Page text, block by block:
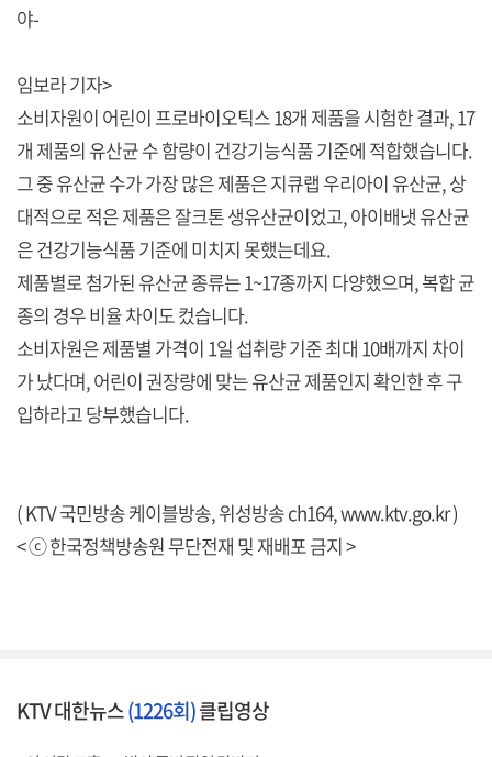
야-
임보라 기자>
소비자원이 어린이 프로바이오틱스 18개 제품을 시험한 결과, 17
개 제품의 유산균 수 함량이 건강기능식품 기준에 적합했습니다.
그 중 유산균 수가 가장 많은 제품은 지큐랩 우리아이 유산균, 상
대적으로 적은 제품은 잘크톤 생유산균이었고, 아이배냇 유산균
은 건강기능식품 기준에 미치지 못했는데요.
제품별로 첨가된 유산균 종류는 1~17종까지 다양했으며, 복합 균
종의 경우 비율 차이도 컸습니다.
소비자원은 제품별 가격이 1일 섭취량 기준 최대 10배까지 차이
가 났다며, 어린이 권장량에 맞는 유산균 제품인지 확인한 후 구
입하라고 당부했습니다.
( KTV 국민방송 케이블방송, 위성방송 ch164,www.ktv.go.kr)
< ⓒ 한국정책방송원 무단전재 및 재배포 금지 >
KTV 대한뉴스(1226회)클립영상